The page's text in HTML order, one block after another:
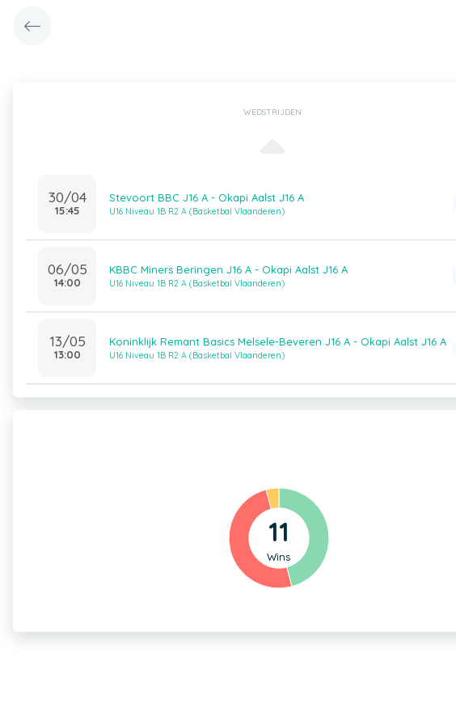
WEDSTRIJDEN
30/04
15:45
Stevoort BBC J16 A - Okapi Aalst J16 A
U16 Niveau 1B R2 A (Basketbal Vlaanderen)
06/05
14:00
KBBC Miners Beringen J16 A - Okapi Aalst J16 A
U16 Niveau 1B R2 A (Basketbal Vlaanderen)
13/05
13:00
Koninklijk Remant Basics Melsele-Beveren J16 A - Okapi Aalst J16 A
U16 Niveau 1B R2 A (Basketbal Vlaanderen)
11
Wins